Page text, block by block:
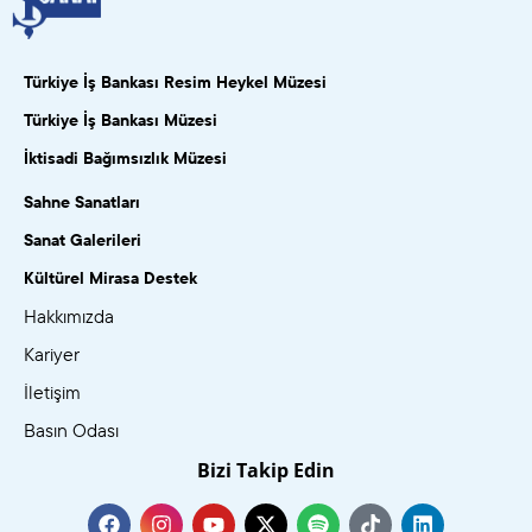
Türkiye İş Bankası Resim Heykel Müzesi
Türkiye İş Bankası Müzesi
İktisadi Bağımsızlık Müzesi
Sahne Sanatları
Sanat Galerileri
Kültürel Mirasa Destek
Hakkımızda
Kariyer
İletişim
Basın Odası
Bizi Takip Edin